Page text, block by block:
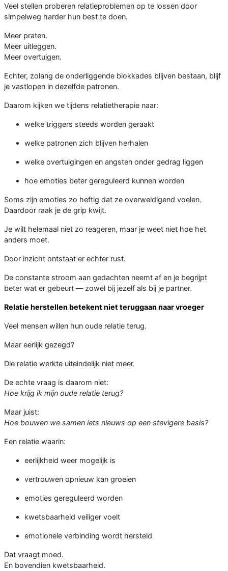
Veel stellen proberen relatieproblemen op te lossen door
simpelweg harder hun best te doen.
Meer praten.
Meer uitleggen.
Meer overtuigen.
Echter, zolang de onderliggende blokkades blijven bestaan, blijf
je vastlopen in dezelfde patronen.
Daarom kijken we tijdens relatietherapie naar:
welke triggers steeds worden geraakt
welke patronen zich blijven herhalen
welke overtuigingen en angsten onder gedrag liggen
hoe emoties beter gereguleerd kunnen worden
Soms zijn emoties zo heftig dat ze overweldigend voelen.
Daardoor raak je de grip kwijt.
Je wilt helemaal niet zo reageren, maar je weet niet hoe het
anders moet.
Door inzicht ontstaat er echter rust.
De constante stroom aan gedachten neemt af en je begrijpt
beter wat er gebeurt — zowel bij jezelf als bij je partner.
Relatie herstellen betekent niet teruggaan naar vroeger
Veel mensen willen hun oude relatie terug.
Maar eerlijk gezegd?
Die relatie werkte uiteindelijk niet meer.
De echte vraag is daarom niet:
Hoe krijg ik mijn oude relatie terug?
Maar juist:
Hoe bouwen we samen iets nieuws op een stevigere basis?
Een relatie waarin:
eerlijkheid weer mogelijk is
vertrouwen opnieuw kan groeien
emoties gereguleerd worden
kwetsbaarheid veiliger voelt
emotionele verbinding wordt hersteld
Dat vraagt moed.
En bovendien kwetsbaarheid.